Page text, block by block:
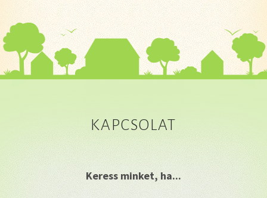
KAPCSOLAT
Keress minket, ha...